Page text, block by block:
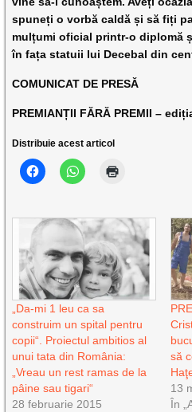
spuneți o vorbă caldă și să fiți
mulțumi oficial printr-o diplomă
în fața statuii lui Decebal din
COMUNICAT DE PRESĂ
PREMIANȚII FĂRĂ PREMII –
Distribuie acest articol
„Da-mi 1 leu ca sa
construim un spital pentru
copii“. Proiectul ambitios al
unui tata din România:
„Vreau un rest ramas de la
pâine sau tigari“
28 februarie 2015
să
13
În